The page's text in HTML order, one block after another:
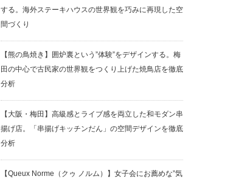
する。海外ステーキハウスの世界観を巧みに再現した空
間づくり
【熊の鳥焼き】囲炉裏という”体験”をデザインする。梅
田の中心で古民家の世界観をつくり上げた焼鳥店を徹底
分析
【大阪・梅田】高級感とライブ感を両立した和モダン串
揚げ店。「串揚げキッチンだん」の空間デザインを徹底
分析
【Queux Norme（クゥ ノルム）】女子会にお薦めな”気